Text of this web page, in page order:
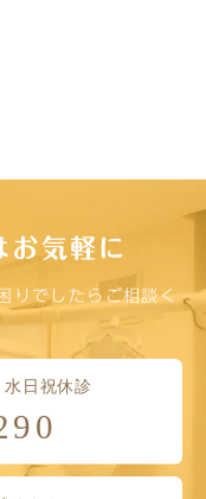
お気軽に
りでしたらご相談く